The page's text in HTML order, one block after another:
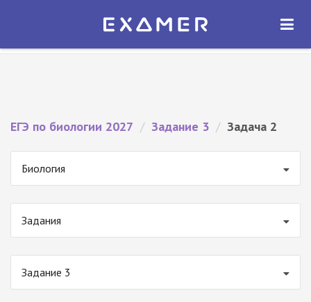
Экзамер — ЕГЭ 2027
ОТКРЫТЬ
ЕГЭ по биологии 2027 / Задание 3 / Задача 2
Биология
Задания
Задание 3